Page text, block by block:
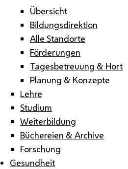
Übersicht
Bildungsdirektion
Alle Standorte
Förderungen
Tagesbetreuung & Hort
Planung & Konzepte
Lehre
Studium
Weiterbildung
Büchereien & Archive
Forschung
Gesundheit